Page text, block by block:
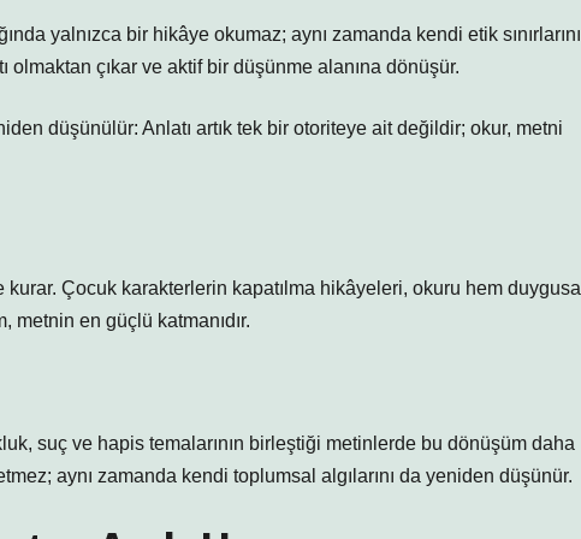
yalnızca bir hikâye okumaz; aynı zamanda kendi etik sınırlarını
çıkar ve aktif bir düşünme alanına dönüşür.
düşünülür: Anlatı artık tek bir otoriteye ait değildir; okur, metni
Çocuk karakterlerin kapatılma hikâyeleri, okuru hem
en güçlü katmanıdır.
suç ve hapis temalarının birleştiği metinlerde bu dönüşüm daha
aynı zamanda kendi toplumsal algılarını da yeniden düşünür.